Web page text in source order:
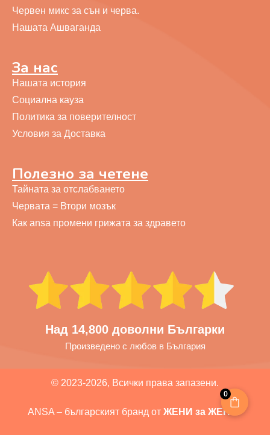
Червен микс за сън и черва.
Нашата Ашваганда
За нас
Нашата история
Социална кауза
Политика за поверителност
Условия за Доставка
Полезно за четене
Тайната за отслабването
Червата = Втори мозък
Как ansa промени грижата за здравето
Над 14,800 доволни Българки
Произведено с любов в България
© 2023-2026, Всички права запазени.
ANSA – българският бранд от ЖЕНИ за ЖЕНИ .
0